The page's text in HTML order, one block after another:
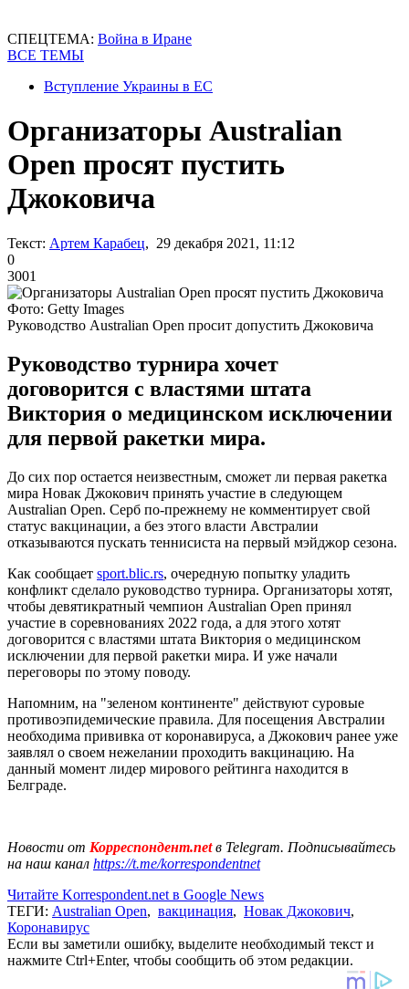
СПЕЦТЕМА: Война в Иране
ВСЕ ТЕМЫ
Вступление Украины в ЕС
Организаторы Australian
Open просят пустить
Джоковича
Текст: Артем Карабец, 29 декабря 2021, 11:12
0
3001
Фото: Getty Images
Руководство Australian Open просит допустить Джоковича
Руководство турнира хочет
договорится с властями штата
Виктория о медицинском исключении
для первой ракетки мира.
До сих пор остается неизвестным, сможет ли первая ракетка
мира Новак Джокович принять участие в следующем
Australian Open. Серб по-прежнему не комментирует свой
статус вакцинации, а без этого власти Австралии
отказываются пускать теннисиста на первый мэйджор сезона.
Как сообщает sport.blic.rs, очередную попытку уладить
конфликт сделало руководство турнира. Организаторы хотят,
чтобы девятикратный чемпион Australian Open принял
участие в соревнованиях 2022 года, а для этого хотят
договорится с властями штата Виктория о медицинском
исключении для первой ракетки мира. И уже начали
переговоры по этому поводу.
Напомним, на "зеленом континенте" действуют суровые
противоэпидемические правила. Для посещения Австралии
необходима прививка от коронавируса, а Джокович ранее уже
заявлял о своем нежелании проходить вакцинацию. На
данный момент лидер мирового рейтинга находится в
Белграде.
Новости от Корреспондент.netв Telegram. Подписывайтесь
на наш канал https://t.me/korrespondentnet
Читайте Korrespondent.net в Google News
ТЕГИ: Australian Open, вакцинация, Новак Джокович,
Коронавирус
Если вы заметили ошибку, выделите необходимый текст и
нажмите Ctrl+Enter, чтобы сообщить об этом редакции.